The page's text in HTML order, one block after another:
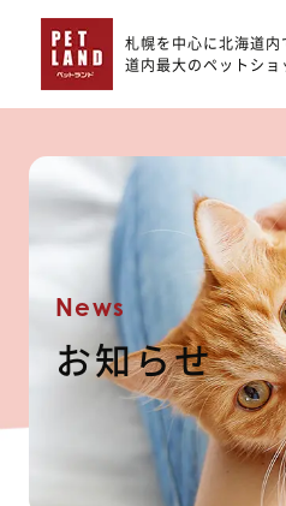
札幌を中心に北海道内
道内最大のペットショ
News
お知らせ